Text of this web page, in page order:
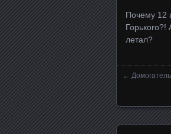
Почему 12
летал?
←